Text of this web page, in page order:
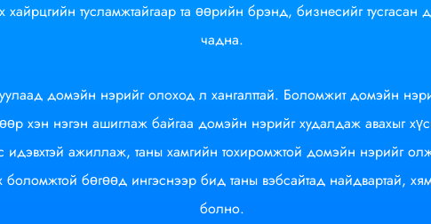
тусламжтайгаар та өөрийн брэнд, бизнесийг тусгасан
чадна.
домэйн нэрийг олоход л хангалттай. Боломжит домэйн
хэн нэгэн ашиглаж байгаа домэйн нэрийг худалдаж авахыг
ажиллаж, таны хамгийн тохиромжтой домэйн нэрийг
бөгөөд ингэснээр бид таны вэбсайтад найдвартай,
болно.